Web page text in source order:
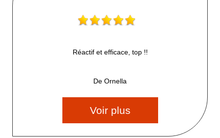
Réactif et efficace, top !!
De Ornella
Voir plus